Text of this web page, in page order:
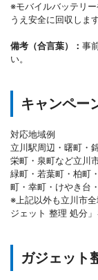
※モバイルバッテリ
うえ安全に回収します
備考（合言葉）： 事
い。
キャンペー
対応地域例
立川駅周辺・曙町・
栄町・泉町など立川
緑町・若葉町・柏町
町・幸町・けやき台
※上記以外も立川市
ジェット 整理 処分
ガジェット